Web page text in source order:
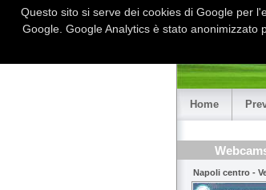
Home
Napoli centro -
Questo sito si serve dei cookies di Google per
Google. Google Analytics è stato